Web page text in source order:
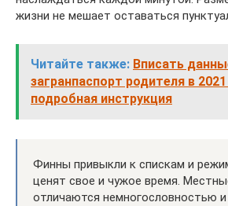
жизни не мешает оставаться
Читайте также: Вписать
загранпаспорт родителя в
подробная инструкция
Финны привыкли к спискам и
ценят свое и чужое время.
отличаются немногословностью и